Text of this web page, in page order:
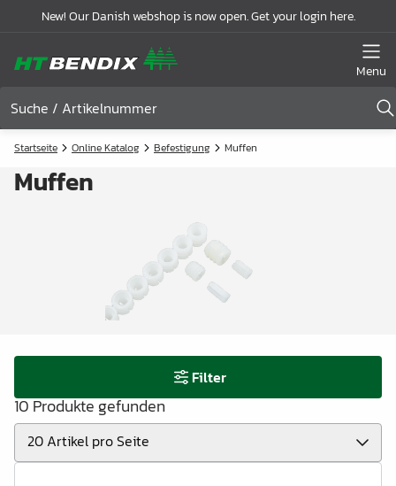
New! Our Danish webshop is now open. Get your login here.
Menu
Startseite Online Katalog Befestigung Muffen
Muffen
Filter
10 Produkte gefunden